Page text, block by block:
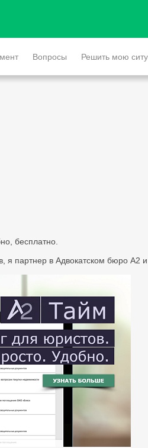
Вопросы Решить мою
бесплатно.
я партнер в Адвокатском бюро А2 и